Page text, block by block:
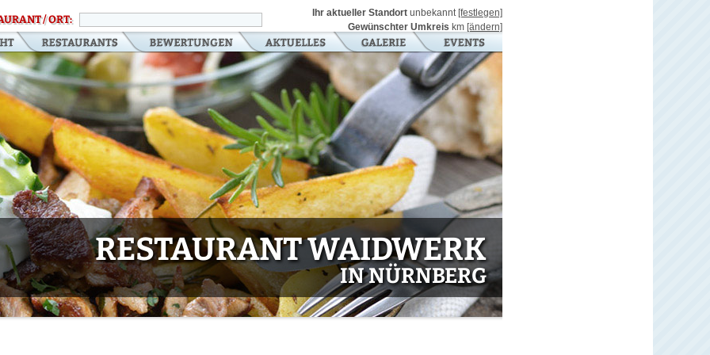
/ ORT:
Ihr aktueller Standort unbekannt [festlegen]
Gewünschter Umkreis km [ändern]
RESTAURANT WAIDWERK
IN NÜRNBERG